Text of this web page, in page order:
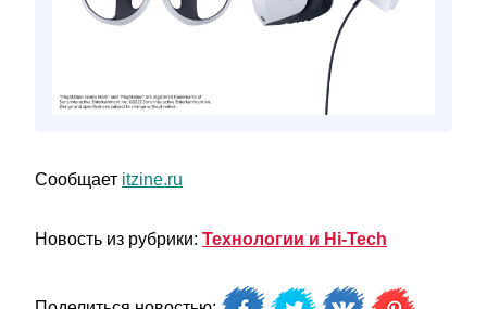
Сообщает itzine.ru
Новость из рубрики: Технологии и Hi-Tech